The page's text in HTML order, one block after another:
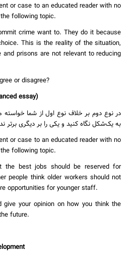
or case to an educated reader with no
following topic.
crime want to. They do it because
This is the reality of the situation,
prisons are not relevant to reducing
or disagree?
essay)
در نوع دوم بر خلاف نوع اول از شما
به یک‌شکل نگاه کنید و یکی را بر دیگری برتر
or case to an educated reader with no
following topic.
the best jobs should be reserved for
people think older workers should not
opportunities for younger staff.
give your opinion on how you think the
future.